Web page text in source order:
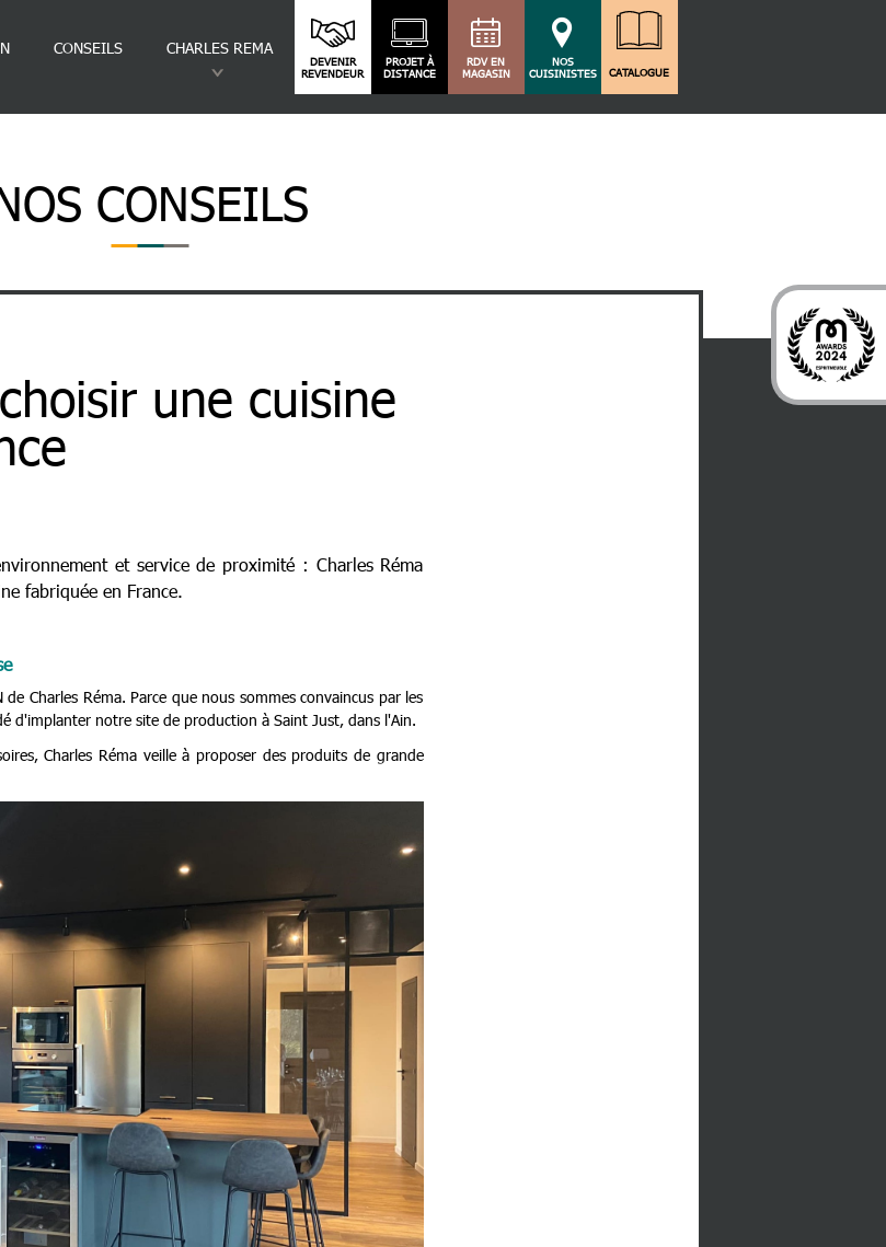
CONSEILS CHARLES REMA
DEVENIR
REVENDEUR
PROJET À
DISTANCE
RDV EN
MAGASIN
NOS
CUISINISTES
CATALOGUE
CONSEILS
une cuisine
et service de proximité : Charles Réma
fabriquée en France.
Charles Réma. Parce que nous sommes convaincus par les
d'implanter notre site de production à Saint Just, dans l'Ain.
Charles Réma veille à proposer des produits de grande